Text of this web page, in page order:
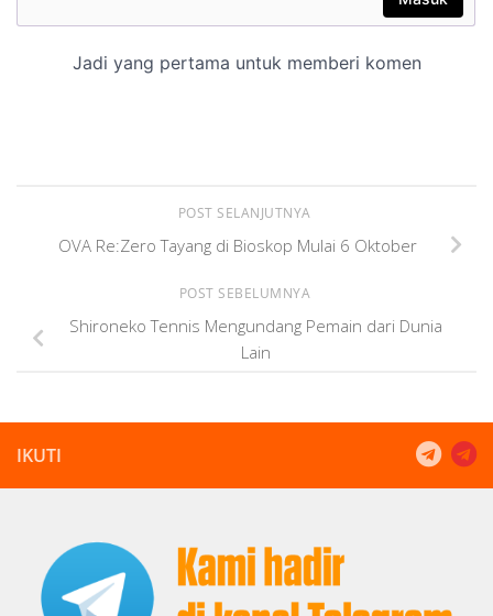
POST SELANJUTNYA
OVA Re:Zero Tayang di Bioskop Mulai 6 Oktober
POST SEBELUMNYA
Shironeko Tennis Mengundang Pemain dari Dunia
Lain
IKUTI